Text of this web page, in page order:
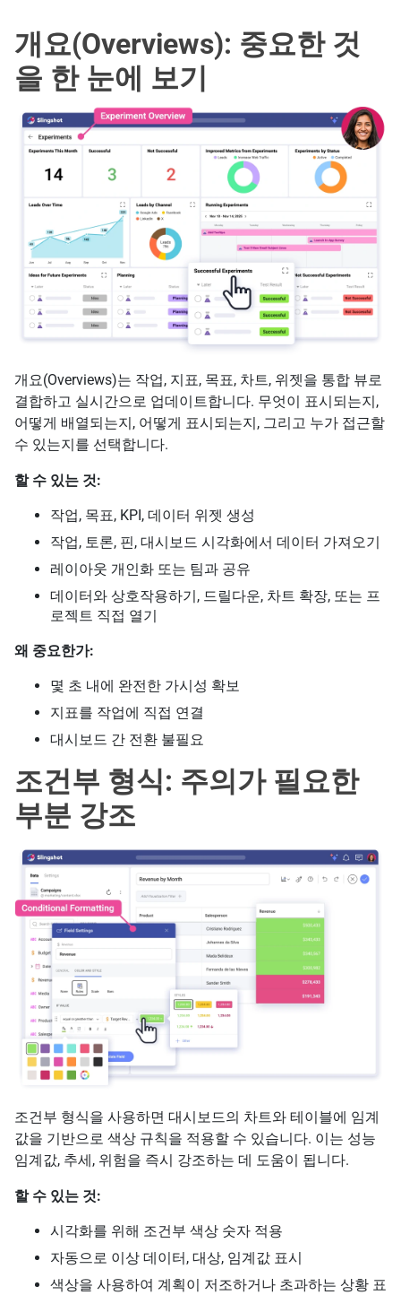
개요(Overviews): 중요한 것
을 한 눈에 보기
개요(Overviews)는 작업, 지표, 목표, 차트, 위젯을 통합 뷰로
결합하고 실시간으로 업데이트합니다. 무엇이 표시되는지,
어떻게 배열되는지, 어떻게 표시되는지, 그리고 누가 접근할
수 있는지를 선택합니다.
할 수 있는 것:
작업, 목표, KPI, 데이터 위젯 생성
작업, 토론, 핀, 대시보드 시각화에서 데이터 가져오기
레이아웃 개인화 또는 팀과 공유
데이터와 상호작용하기, 드릴다운, 차트 확장, 또는 프
로젝트 직접 열기
왜 중요한가:
몇 초 내에 완전한 가시성 확보
지표를 작업에 직접 연결
대시보드 간 전환 불필요
조건부 형식: 주의가 필요한
부분 강조
조건부 형식을 사용하면 대시보드의 차트와 테이블에 임계
값을 기반으로 색상 규칙을 적용할 수 있습니다. 이는 성능
임계값, 추세, 위험을 즉시 강조하는 데 도움이 됩니다.
할 수 있는 것:
시각화를 위해 조건부 색상 숫자 적용
자동으로 이상 데이터, 대상, 임계값 표시
색상을 사용하여 계획이 저조하거나 초과하는 상황 표